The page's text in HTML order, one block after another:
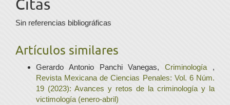
Citas
Sin referencias bibliográficas
Artículos similares
Gerardo Antonio Panchi Vanegas,Criminología ,
Revista Mexicana de Ciencias Penales: Vol. 6 Núm.
19 (2023): Avances y retos de la criminología y la
victimología (enero-abril)